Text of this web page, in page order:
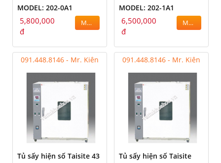
MODEL: 202-0A1
5,800,000
đ
MUA
MODEL: 202-1A1
6,500,000
đ
MUA
091.448.8146 - Mr. Kiên
Tủ sấy hiện số Taisite 43
091.448.8146 - Mr. Kiên
Tủ sấy hiện số Taisite